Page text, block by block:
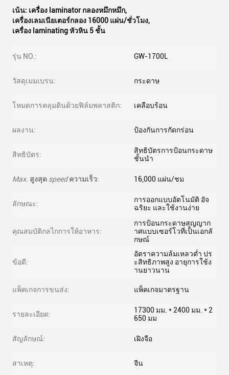
เน้น: เครื่อง laminator กลองหมึกหมึก,
เครื่องเลมเนียเตอร์กลอง 16000 แผ่น/ชั่วโมง,
เครื่อง laminating หัวหิน 5 ชั้น
รุ่น NO.: GW-1700L
วัสดุเมมเบรน: กระดาษ
โหมดการคลุมดินด้วยฟิล์มพลาสติก: เคลือบร้อน
ผลงาน: ป้องกันการกัดกร่อน
สิทธิบัตร:
สิทธิบัตรการป้อนกระดาษ
ชั้นนำ
Max. สูงสุด speed ความเร็ว: 16,000 แผ่น/ชม
ลักษณะ:
การออกแบบอัตโนมัติ อัจ
ฉริยะ และใช้งานง่าย
คุณสมบัติกลไกการให้อาหาร:
การป้อนกระดาษสุญญาก
าศแบบเซอร์โวที่เป็นเอกลั
กษณ์
ข้อดี:
อัตราความล้มเหลวต่ำ ปร
ะสิทธิภาพสูง อายุการใช้ง
านยาวนาน
แพ็คเกจการขนส่ง: แพ็คเกจมาตรฐาน
รายละเอียด:
17300 มม. * 2400 มม. * 2
650 มม
สัญลักษณ์: เฝิงจือ
สาเหตุ: จีน